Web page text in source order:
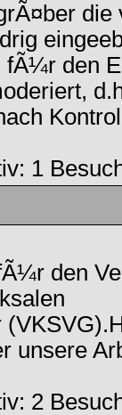
die
fÃ¼r den
1
den
unsere
2